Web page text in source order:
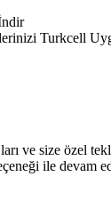
Turkcell
ve size özel
ile devam